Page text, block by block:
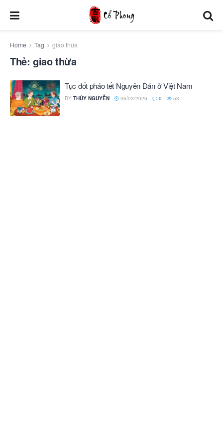
Home Tag giao thừa
Thẻ: giao thừa
Tục đốt pháo tết Nguyên Đán ở Việt Nam
BY THỦY NGUYỄN 06/03/2026 0 53